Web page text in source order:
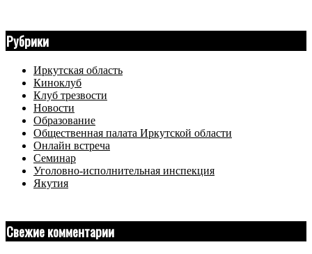
Рубрики
Иркутская область
Киноклуб
Клуб трезвости
Новости
Образование
Общественная палата Иркутской области
Онлайн встреча
Семинар
Уголовно-исполнительная инспекция
Якутия
Свежие комментарии